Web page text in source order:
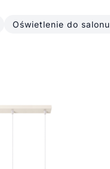
Oświetlenie do salonu